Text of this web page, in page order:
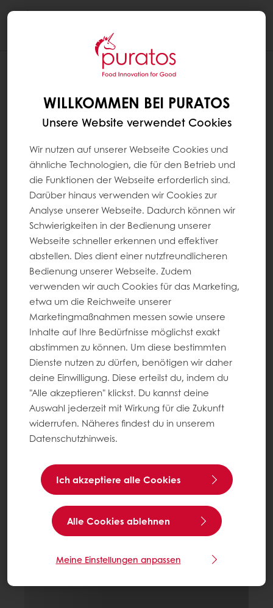
WILLKOMMEN BEI PURATOS
Unsere Website verwendet Cookies
Wir nutzen auf unserer Webseite Cookies und
ähnliche Technologien, die für den Betrieb und
die Funktionen der Webseite erforderlich sind.
Darüber hinaus verwenden wir Cookies zur
Analyse unserer Webseite. Dadurch können wir
Schwierigkeiten in der Bedienung unserer
Webseite schneller erkennen und effektiver
abstellen. Dies dient einer nutzfreundlicheren
Bedienung unserer Webseite. Zudem
verwenden wir auch Cookies für das Marketing,
etwa um die Reichweite unserer
Marketingmaßnahmen messen sowie unsere
Inhalte auf Ihre Bedürfnisse möglichst exakt
abstimmen zu können. Um diese bestimmten
Dienste nutzen zu dürfen, benötigen wir daher
deine Einwilligung. Diese erteilst du, indem du
"Alle akzeptieren" klickst. Du kannst deine
Auswahl jederzeit mit Wirkung für die Zukunft
widerrufen. Näheres findest du in unserem
Datenschutzhinweis.
Ich akzeptiere alle Cookies
Alle Cookies ablehnen
Meine Einstellungen anpassen